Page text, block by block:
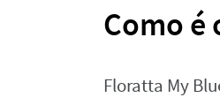
Como é
Floratta My